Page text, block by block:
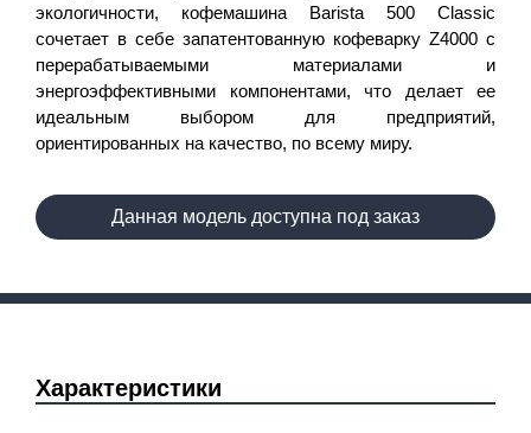
экологичности, кофемашина Barista 500 Classic
сочетает в себе запатентованную кофеварку Z4000 с
перерабатываемыми материалами и
энергоэффективными компонентами, что делает ее
идеальным выбором для предприятий,
ориентированных на качество, по всему миру.
Данная модель доступна под заказ
Характеристики